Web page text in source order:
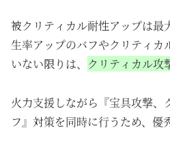
被クリティカル耐性アップは最
生率アップのバフやクリティカ
いない限りは、 クリティカル攻
火力支援しながら『宝具攻撃、
フ』対策を同時に行うため、優